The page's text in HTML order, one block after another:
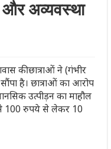
और अव्यवस्था
की छात्राओं ने (गंभीर
है। छात्राओं का आरोप
उत्पीड़न का माहौल
100 रुपये से लेकर 10